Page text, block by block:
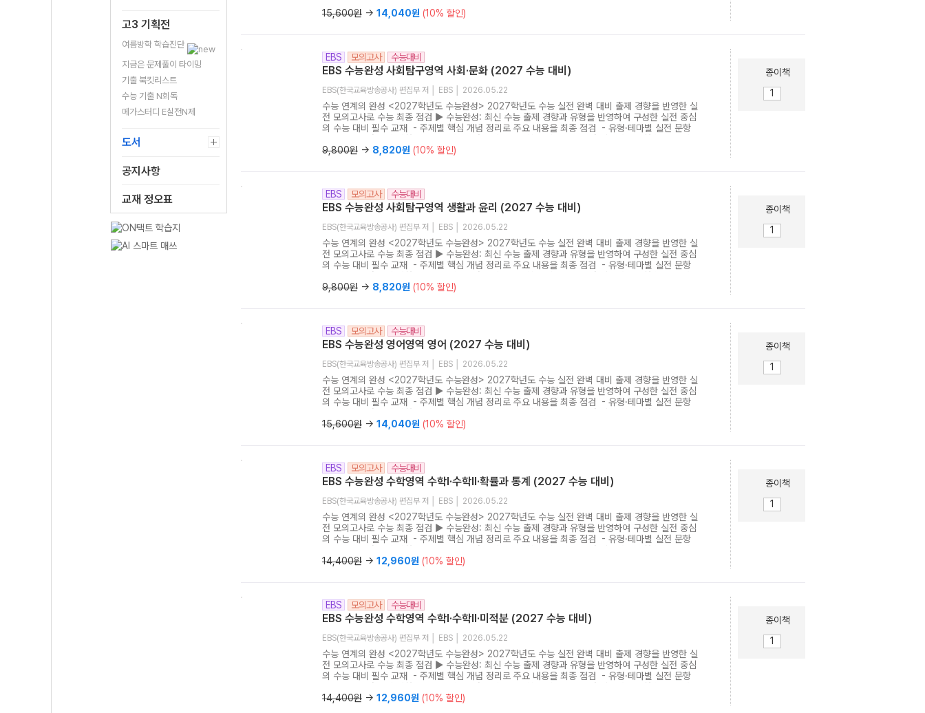
고3 기획전
여름방학 학습진단
지금은 문제풀이 타이밍
기출 북킷리스트
수능 기출 N회독
메가스터디 E실전N제
도서
공지사항
교재 정오표
사용설명서: 문항에 담긴 출제 의도를 EBS가 직접 분석한 가장 정확한 해설서 - 시간이 부족한 수험
15,600원 → 14,040원 (10% 할인)
EBS 모의고사 수능대비
EBS 수능완성 사회탐구영역 사회·문화 (2027 수능 대비)
EBS(한국교육방송공사) 편집부 저 │ EBS │ 2026.05.22
수능 연계의 완성 <2027학년도 수능완성> 2027학년도 수능 실전 완벽 대비 출제 경향을 반영한 실
전 모의고사로 수능 최종 점검 ▶ 수능완성: 최신 수능 출제 경향과 유형을 반영하여 구성한 실전 중심
의 수능 대비 필수 교재 - 주제별 핵심 개념 정리로 주요 내용을 최종 점검 - 유형·테마별 실전 문항
사용설명서: 문항에 담긴 출제 의도를 EBS가 직접 분석한 가장 정확한 해설서 - 시간이 부족한 수험
9,800원 → 8,820원 (10% 할인)
종이책
EBS 모의고사 수능대비
EBS 수능완성 사회탐구영역 생활과 윤리 (2027 수능 대비)
EBS(한국교육방송공사) 편집부 저 │ EBS │ 2026.05.22
수능 연계의 완성 <2027학년도 수능완성> 2027학년도 수능 실전 완벽 대비 출제 경향을 반영한 실
전 모의고사로 수능 최종 점검 ▶ 수능완성: 최신 수능 출제 경향과 유형을 반영하여 구성한 실전 중심
의 수능 대비 필수 교재 - 주제별 핵심 개념 정리로 주요 내용을 최종 점검 - 유형·테마별 실전 문항
사용설명서: 문항에 담긴 출제 의도를 EBS가 직접 분석한 가장 정확한 해설서 - 시간이 부족한 수험
9,800원 → 8,820원 (10% 할인)
종이책
EBS 모의고사 수능대비
EBS 수능완성 영어영역 영어 (2027 수능 대비)
EBS(한국교육방송공사) 편집부 저 │ EBS │ 2026.05.22
수능 연계의 완성 <2027학년도 수능완성> 2027학년도 수능 실전 완벽 대비 출제 경향을 반영한 실
전 모의고사로 수능 최종 점검 ▶ 수능완성: 최신 수능 출제 경향과 유형을 반영하여 구성한 실전 중심
의 수능 대비 필수 교재 - 주제별 핵심 개념 정리로 주요 내용을 최종 점검 - 유형·테마별 실전 문항
사용설명서: 문항에 담긴 출제 의도를 EBS가 직접 분석한 가장 정확한 해설서 - 시간이 부족한 수험
15,600원 → 14,040원 (10% 할인)
종이책
EBS 모의고사 수능대비
EBS 수능완성 수학영역 수학I·수학II·확률과 통계 (2027 수능 대비)
EBS(한국교육방송공사) 편집부 저 │ EBS │ 2026.05.22
수능 연계의 완성 <2027학년도 수능완성> 2027학년도 수능 실전 완벽 대비 출제 경향을 반영한 실
전 모의고사로 수능 최종 점검 ▶ 수능완성: 최신 수능 출제 경향과 유형을 반영하여 구성한 실전 중심
의 수능 대비 필수 교재 - 주제별 핵심 개념 정리로 주요 내용을 최종 점검 - 유형·테마별 실전 문항
사용설명서: 문항에 담긴 출제 의도를 EBS가 직접 분석한 가장 정확한 해설서 - 시간이 부족한 수험
14,400원 → 12,960원 (10% 할인)
종이책
EBS 모의고사 수능대비
EBS 수능완성 수학영역 수학I·수학II·미적분 (2027 수능 대비)
EBS(한국교육방송공사) 편집부 저 │ EBS │ 2026.05.22
수능 연계의 완성 <2027학년도 수능완성> 2027학년도 수능 실전 완벽 대비 출제 경향을 반영한 실
전 모의고사로 수능 최종 점검 ▶ 수능완성: 최신 수능 출제 경향과 유형을 반영하여 구성한 실전 중심
의 수능 대비 필수 교재 - 주제별 핵심 개념 정리로 주요 내용을 최종 점검 - 유형·테마별 실전 문항
사용설명서: 문항에 담긴 출제 의도를 EBS가 직접 분석한 가장 정확한 해설서 - 시간이 부족한 수험
14,400원 → 12,960원 (10% 할인)
종이책